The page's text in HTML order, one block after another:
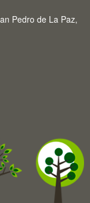
Pedro de La Paz,